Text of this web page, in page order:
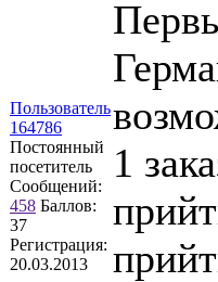
Пользователь
164786
Постоянный
посетитель
Сообщений:
458 Баллов:
37
Регистрация:
20.03.2013
1